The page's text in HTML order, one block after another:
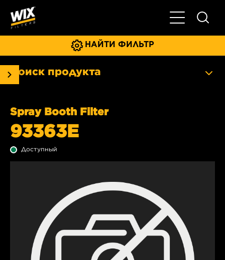
Главное
НАЙТИ ФИЛЬТР
Поиск продукта
Spray Booth Filter
93363E
Доступный